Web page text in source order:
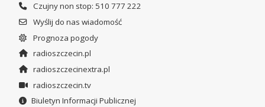
Czujny non stop: 510 777 222
Wyślij do nas wiadomość
Prognoza pogody
radioszczecin.pl
radioszczecinextra.pl
radioszczecin.tv
Biuletyn Informacji Publicznej